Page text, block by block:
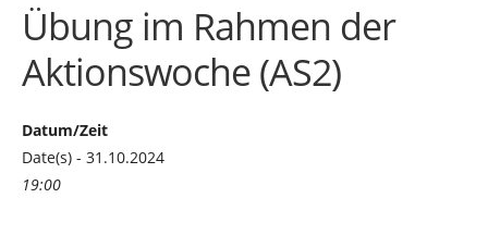
Übung im Rahmen der
Aktionswoche (AS2)
Datum/Zeit
Date(s) - 31.10.2024
19:00